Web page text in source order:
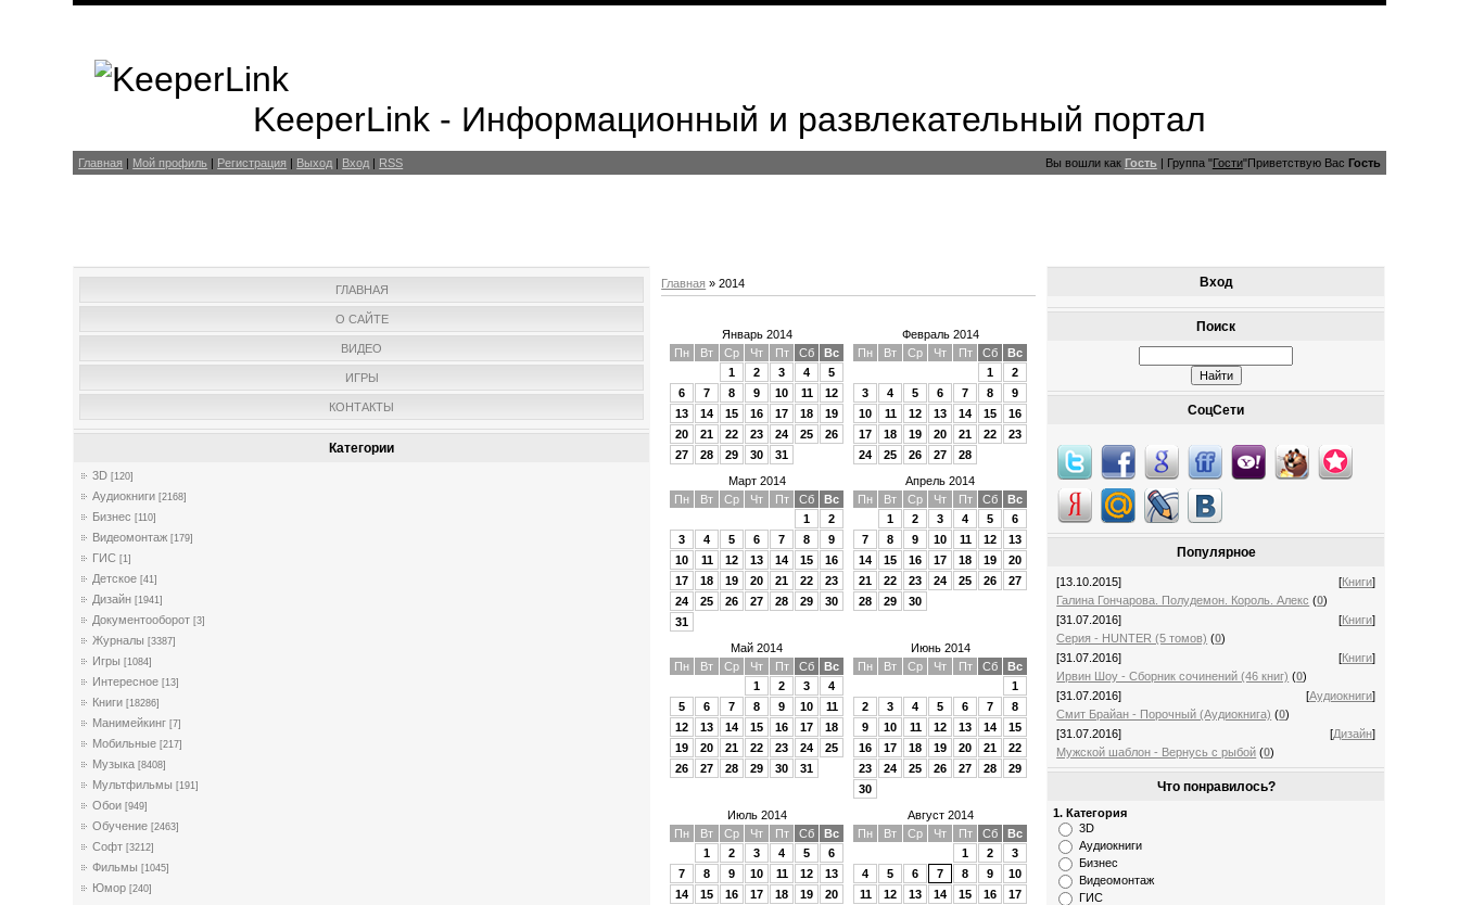
KeeperLink - Информационный и развлекательный портал
Главная | Мой профиль | Регистрация | Выход | Вход | RSS Вы вошли как Гость | Группа"Гости"Приветствую Вас Гость
ГЛАВНАЯ
О САЙТЕ
ВИДЕО
ИГРЫ
КОНТАКТЫ
Категории
3D [120]
Аудиокниги [2168]
Бизнес [110]
Видеомонтаж [179]
ГИС [1]
Детское [41]
Дизайн [1941]
Документооборот [3]
Журналы [3387]
Игры [1084]
Интересное [13]
Книги [18286]
Манимейкинг [7]
Мобильные [217]
Музыка [8408]
Мультфильмы [191]
Обои [949]
Обучение [2463]
Софт [3212]
Фильмы [1045]
Юмор [240]
Главная »2014
Январь 2014
Пн
Вт Ср Чт Пт Сб
Вс
1
2 3 4
5
6
7 8 9 10 11
12
13
14 15 16 17 18
19
20
21 22 23 24 25
26
27
28 29 30 31
Февраль 2014
Пн
Вт Ср Чт Пт Сб
Вс
1
2
3
4 5 6 7 8
9
10
11 12 13 14 15
16
17
18 19 20 21 22
23
24
25 26 27
28
Март 2014
Пн
Вт Ср Чт Пт Сб
Вс
1
2
3
4 5 6 7 8
9
10
11 12 13 14 15
16
17
18 19 20 21 22
23
24
25 26 27 28 29
30
31
Апрель 2014
Пн
Вт Ср Чт Пт Сб
Вс
1
2 3 4 5
6
7
8 9 10 11 12
13
14
15 16 17 18 19
20
21
22 23 24 25 26
27
28
29 30
Май 2014
Пн
Вт Ср Чт Пт Сб
Вс
1
2 3
4
5
6 7 8 9 10
11
12
13 14 15 16 17
18
19
20 21 22 23 24
25
26
27 28 29 30 31
Июнь 2014
Пн
Вт Ср Чт Пт Сб
Вс
1
2
3 4 5 6 7
8
9
10 11 12 13 14
15
16
17 18 19 20 21
22
23
24 25 26 27 28
29
30
Июль 2014
Пн
Вт Ср Чт Пт Сб
Вс
1
2 3 4 5
6
7
8 9 10 11 12
13
14
15 16 17 18 19
20
Август 2014
Пн
Вт Ср Чт Пт Сб
Вс
1
2
3
4
5 6 7 8 9
10
11
12 13 14 15 16
17
Вход
Поиск
СоцСети
Популярное
[13.10.2015] [Книги]
Галина Гончарова. Полудемон. Король. Алекс (0)
[31.07.2016]
[Книги]
Серия - HUNTER (5 томов) (0)
[31.07.2016]
[Книги]
Ирвин Шоу - Сборник сочинений (46 книг) (0)
[31.07.2016]
[Аудиокниги]
Смит Брайан - Порочный (Аудиокнига) (0)
[31.07.2016]
[Дизайн]
Мужской шаблон - Вернусь с рыбой (0)
Что понравилось?
1. Категория
3D
Аудиокниги
Бизнес
Видеомонтаж
ГИС